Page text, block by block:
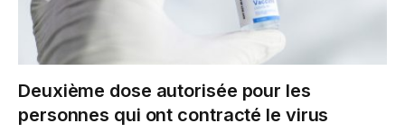
Deuxième dose autorisée pour les
personnes qui ont contracté le virus